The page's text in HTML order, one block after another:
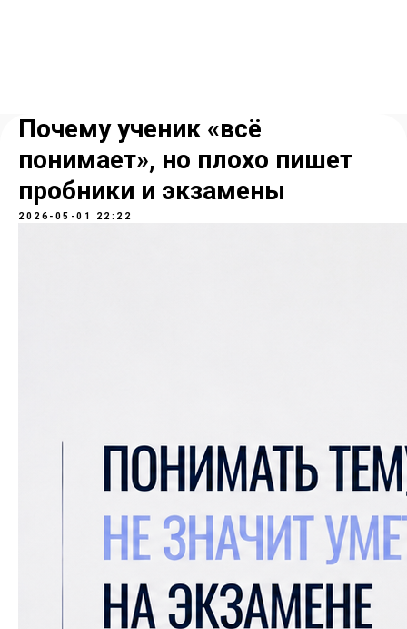
Почему ученик «всё
понимает», но плохо пишет
пробники и экзамены
2026-05-01 22:22